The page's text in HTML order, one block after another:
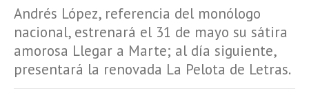
Andrés López, referencia del monólogo
nacional, estrenará el 31 de mayo su sátira
amorosa Llegar a Marte; al día siguiente,
presentará la renovada La Pelota de Letras.